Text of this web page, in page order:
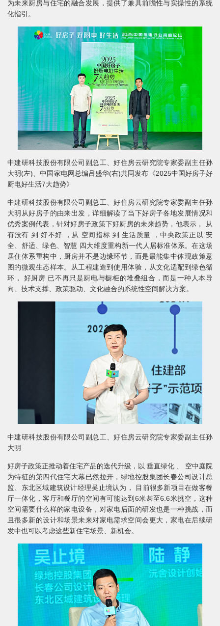
为未来厨房与住宅的融合发展，提供了兼具前瞻性与实操性的系统
化指引。
中建研科技股份有限公司副总工、好住房云研究院专家委副主任孙
大明(左)、中国家电网总编吕盛华(右)共同发布《2025中国好房子好
厨电好生活7大趋势》
中建研科技股份有限公司副总工、好住房云研究院专家委副主任孙
大明从好房子的由来出发，详细解读了当下好房子各地发展情况和
优秀案例代表，针对好房子政策下好厨房的未来趋势，他表示， 从
有没有 到 好不好 ，从 空间指标 到 生活质量 ，中央政策正以 安
全、舒适、绿色、智慧 四大维度重构新一代人居标准体系。在这场
居住体系重构中，厨房并不是边缘环节，而是最能集中体现政策意
图的微观生态样本。从工程建造到使用体验，从文化适配到绿色循
环， 好厨房 已不再只是厨电与橱柜的堆叠组合，而是一种人本导
向、技术支撑、政策驱动、文化融合的系统性空间解决方案。
中建研科技股份有限公司副总工、好住房云研究院专家委副主任孙
大明
好房子政策正推动着住宅产品的迭代升级，以 垂直绿化 、 空中庭院
为特征的第四代住宅大幕已然拉开，绿地控股集团长春公司设计总
监、东北区域建筑设计经理吴止境认为， 目前很多新项目在做客餐
厅一体化，客厅和餐厅的空间有可能达到6米甚至6.6米挑空，这种
空间需要什么样的家电设备，对家电后面的研发也是一种挑战，而
且很多新的设计和场景未来对家电需求空间会更大，家电在后续研
发中也可以考虑这些新住宅场景、新机会。